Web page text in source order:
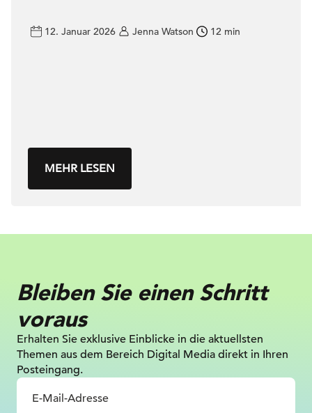
12. Januar 2026 Jenna Watson 12 min
MEHR LESEN
Bleiben Sie einen Schritt
voraus
Erhalten Sie exklusive Einblicke in die aktuellsten
Themen aus dem Bereich Digital Media direkt in Ihren
Posteingang.